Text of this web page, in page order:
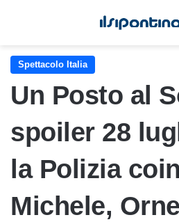
Spettacolo Italia
Un Posto al
spoiler 28
la Polizia
Michele,